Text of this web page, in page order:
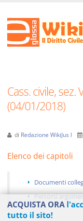
Cass. civile,
(04/01/2018)
di Redazione WikiJus I
Elenco dei capitoli
Documenti
Percorsi
ACQUISTA ORA
tutto il sito!